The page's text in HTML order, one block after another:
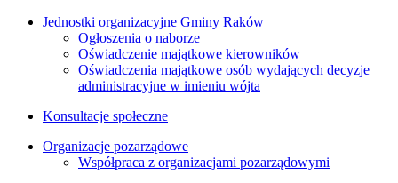
Jednostki organizacyjne Gminy Raków
Ogłoszenia o naborze
Oświadczenie majątkowe kierowników
Oświadczenia majątkowe osób wydających decyzje
administracyjne w imieniu wójta
Konsultacje społeczne
Organizacje pozarządowe
Współpraca z organizacjami pozarządowymi